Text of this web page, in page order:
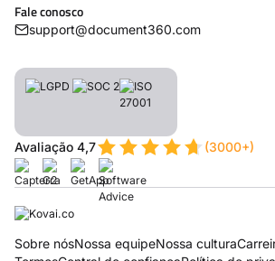
Fale conosco
support@document360.com
Avaliação 4,7 (3000+)
Sobre nósNossa equipeNossa cultura